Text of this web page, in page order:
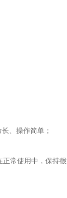
、操作简单；
常使用中，保持